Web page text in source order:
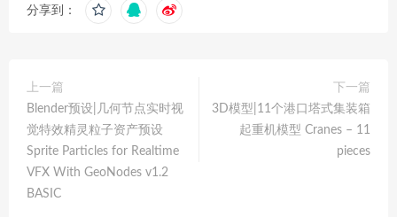
分享到：
上一篇
Blender预设|几何节点实时视
觉特效精灵粒子资产预设
Sprite Particles for Realtime
VFX With GeoNodes v1.2
BASIC
下一篇
3D模型|11个港口塔式集装箱
起重机模型 Cranes – 11
pieces